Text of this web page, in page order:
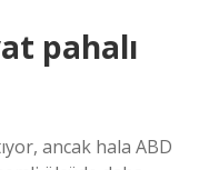
pahalı
ancak hala ABD